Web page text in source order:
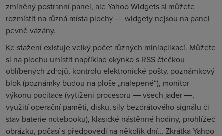
zmíněný postranní panel, ale Yahoo Widgets si můžete
rozmístit na různá místa plochy ― widgety nejsou na panel
pevně vázány.
Ke stažení existuje velký počet různých miniaplikací. Můžete
si na plochu umístit například okýnko s RSS čtečkou
oblíbených zdrojů, kontrolu elektronické pošty, poznámkový
blok (poznámky budou na ploše „nalepené“), monitor
výkonu počítače (vytížení procesoru ― všech jader ―,
využití operační paměti, disku, síly bezdrátového signálu či
stav baterie notebooku), klasické nástěnné hodiny, prohlížeč
obrázků, počasí s předpovědí na několik dní... Zkrátka Yahoo